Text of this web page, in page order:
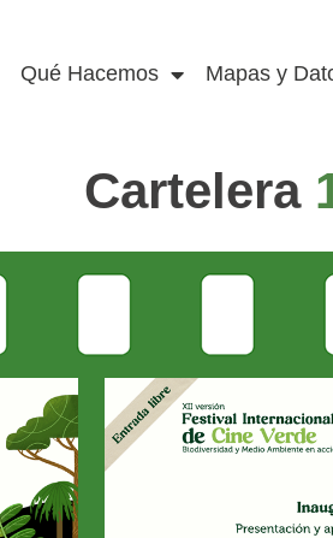
Qué Hacemos Mapas y
Cartelera